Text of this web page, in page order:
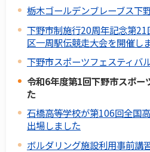
栃木ゴールデンブレーブス下
下野市制施行20周年記念第
区一周駅伝競走大会を開催し
下野市スポーツフェスティバ
令和6年度第1回下野市スポー
た
石橋高等学校が第106回全国
出場しました
ボルダリング施設利用事前講